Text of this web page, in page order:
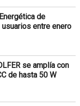
de
entre enero
se amplía con
de hasta 50 W